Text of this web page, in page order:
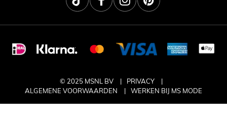
© 2025 MSNL BV
PRIVACY
ALGEMENE VOORWAARDEN
WERKEN BIJ MS MODE